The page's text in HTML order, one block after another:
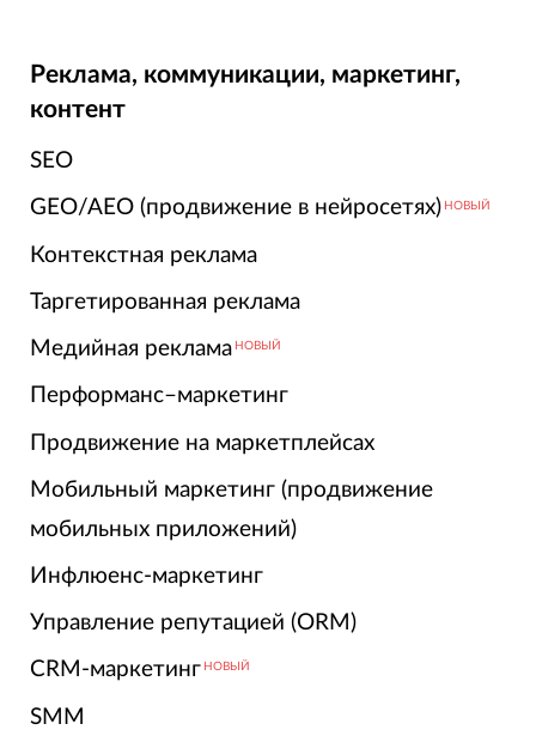
Реклама, коммуникации, маркетинг,
контент
SEO
GEO/AEO (продвижение в нейросетях) НОВЫЙ
Контекстная реклама
Таргетированная реклама
Медийная реклама НОВЫЙ
Перформанс–маркетинг
Продвижение на маркетплейсах
Мобильный маркетинг (продвижение
мобильных приложений)
Инфлюенс-маркетинг
Управление репутацией (ORM)
CRM-маркетинг НОВЫЙ
SMM